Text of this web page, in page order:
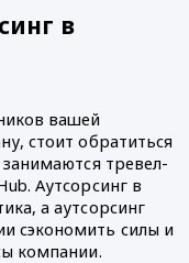
в
вашей
стоит обратиться
тревел-
Аутсорсинг в
а аутсорсинг
сэкономить силы и
компании.